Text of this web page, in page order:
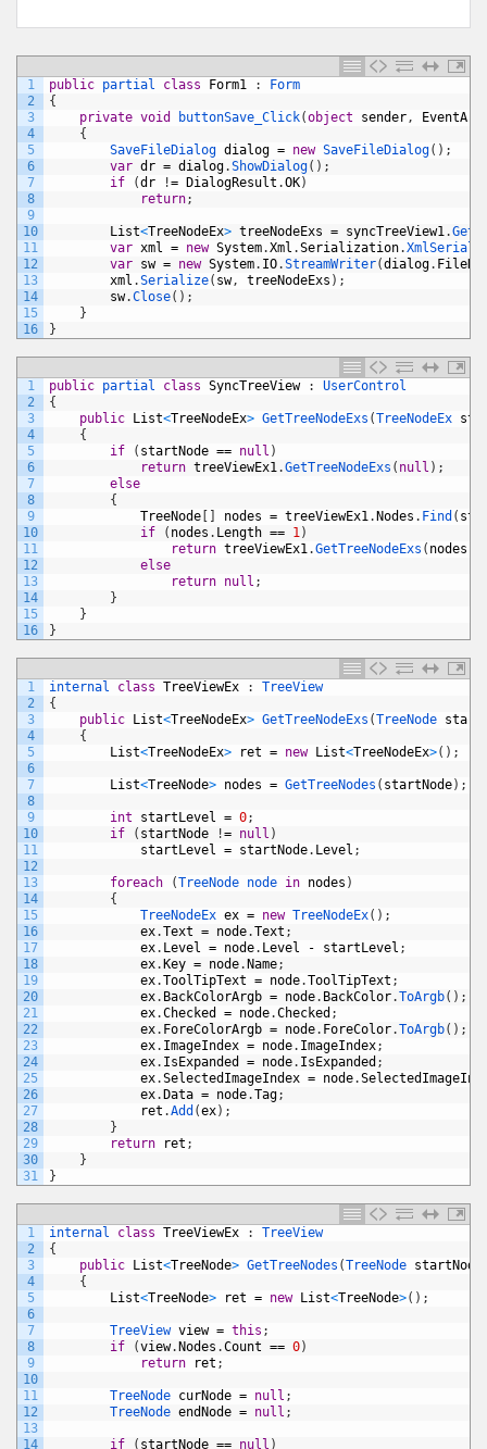
1
2
3
4
5
6
7
8
9
10
11
12
13
14
15
16
public partial class Form1 :
Form
{
private void buttonSave_Click(object sender,
{
SaveFileDialog dialog = new SaveFileDialog( ) ;
var dr = dialog.ShowDialog( ) ;
if
(dr != DialogResult .OK)
return;
List<TreeNodeEx> treeNodeExs = syncTreeView1.
var xml = new System.Xml .Serialization.
var sw = new System. IO.StreamWriter(dialog.
xml .Serialize( sw, treeNodeExs ) ;
sw.Close( ) ;
}
}
1
2
3
4
5
6
7
8
9
10
11
12
13
14
15
16
public partial class SyncTreeView :
UserControl
{
public
List<TreeNodeEx> GetTreeNodeExs (TreeNodeEx
{
if
( startNode == null )
return treeViewEx1.GetTreeNodeExs ( null ) ;
else
{
TreeNode
nodes = treeViewEx1. Nodes . Find (
if
( nodes . Length == 1)
return treeViewEx1.GetTreeNodeExs ( nodes
else
return null ;
}
}
}
1
2
3
4
5
6
7
8
9
10
11
12
13
14
15
16
17
18
19
20
21
22
23
24
25
26
27
28
29
30
31
internal class TreeViewEx :
TreeView
{
public
List<TreeNodeEx> GetTreeNodeExs (TreeNode
{
List<TreeNodeEx> ret = new List<TreeNodeEx>( ) ;
List<TreeNode> nodes = GetTreeNodes ( startNode) ;
int startLevel = 0;
if
( startNode != null )
startLevel = startNode. Level ;
foreach (TreeNode node in nodes )
{
TreeNodeEx ex = new TreeNodeEx( ) ;
ex.Text = node.Text ;
ex. Level = node. Level - startLevel ;
ex. Key = node. Name;
ex.ToolTipText = node.ToolTipText ;
ex. BackColorArgb = node. BackColor.ToArgb( ) ;
ex.Checked = node.Checked ;
ex. ForeColorArgb = node. ForeColor.ToArgb( ) ;
ex. ImageIndex = node. ImageIndex;
ex. IsExpanded = node. IsExpanded ;
ex.SelectedImageIndex = node.
ex. Data = node.Tag;
ret .Add (ex) ;
}
return
ret ;
}
}
1
2
3
4
5
6
7
8
9
10
11
12
13
14
internal class TreeViewEx :
TreeView
{
public
List<TreeNode> GetTreeNodes (TreeNode startNode
{
List<TreeNode> ret = new List<TreeNode>( ) ;
TreeView view = this ;
if
(view. Nodes .Count == 0)
return
ret ;
TreeNode curNode = null ;
TreeNode endNode = null ;
if ( startNode == null )